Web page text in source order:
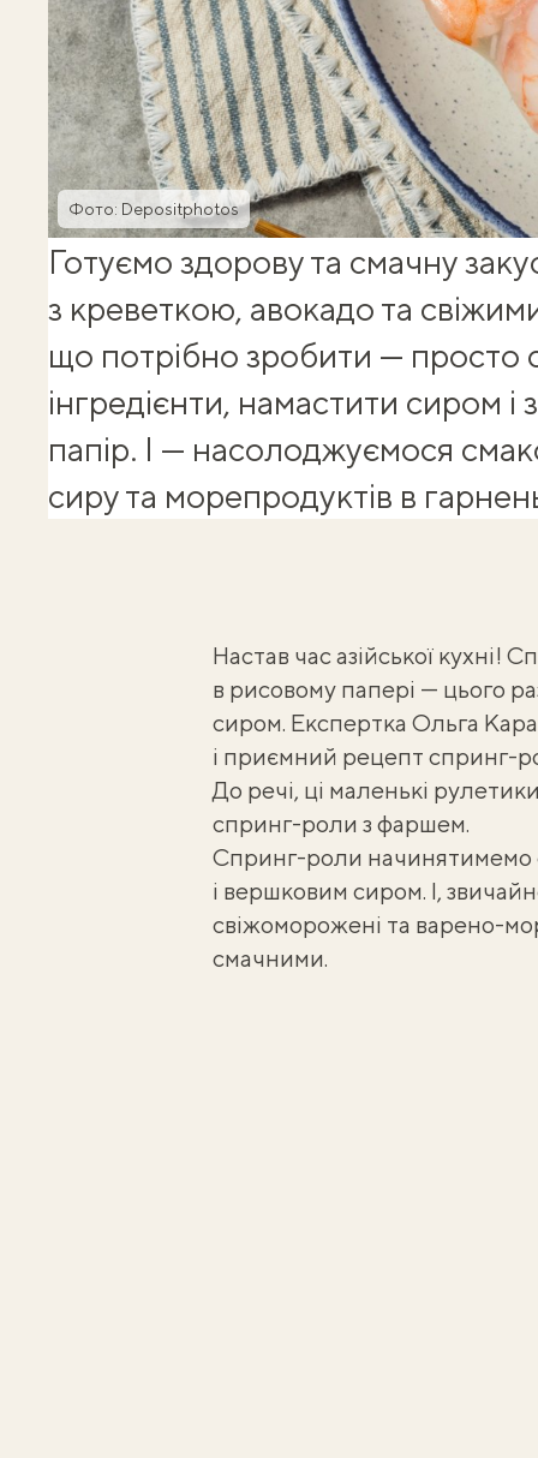
Фото: Depositphotos
Готуємо здорову та смачну
з креветкою, авокадо та
що потрібно зробити — просто
інгредієнти, намастити сиром
папір. І — насолоджуємося
сиру та морепродуктів в
Настав час азійської кухні!
в рисовому папері — цього
сиром. Експертка Ольга
і приємний рецепт спринг-
До речі, ці маленькі
спринг-роли з фаршем.
Спринг-роли начинятимемо
і вершковим сиром. І,
свіжоморожені та варено-
смачними.